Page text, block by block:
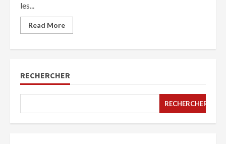
les...
Read More
RECHERCHER
RECHERCHER